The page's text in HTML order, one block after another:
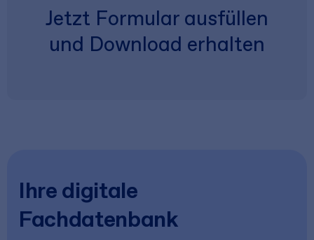
Jetzt Formular ausfüllen
und Download erhalten
Ihre digitale
Fachdatenbank